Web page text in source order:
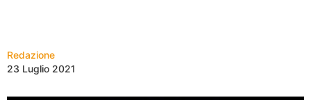
Redazione
23 Luglio 2021